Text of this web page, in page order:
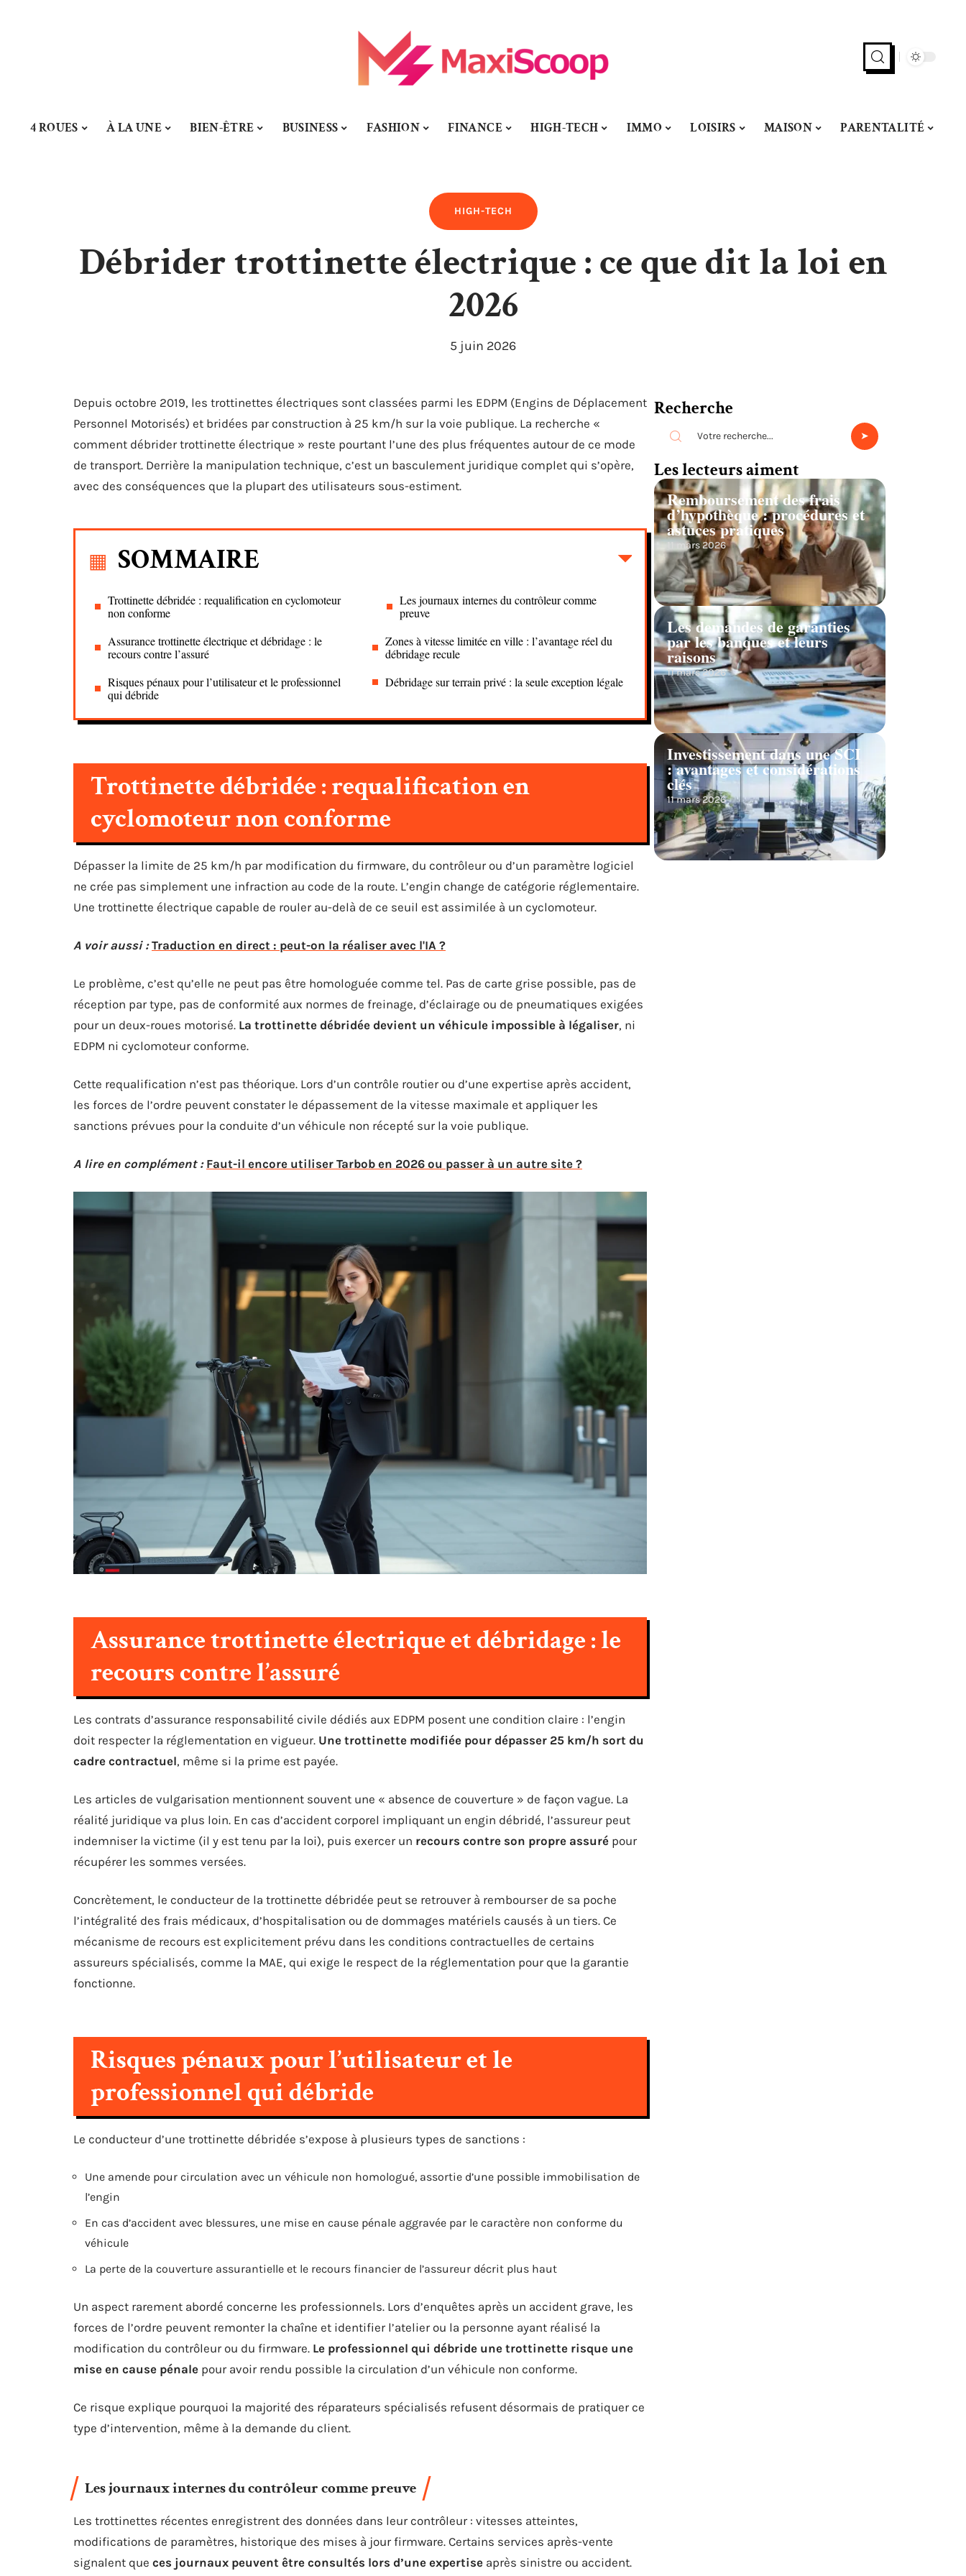
4 ROUES À LA UNE BIEN-ÊTRE BUSINESS FASHION FINANCE HIGH-TECH IMMO LOISIRS MAISON PARENTALITÉ
HIGH-TECH
Débrider trottinette électrique : ce que dit la loi en
2026
5 juin 2026
Depuis octobre 2019, les trottinettes électriques sont classées parmi les EDPM (Engins de Déplacement
Personnel Motorisés) et bridées par construction à 25 km/h sur la voie publique. La recherche «
comment débrider trottinette électrique » reste pourtant l’une des plus fréquentes autour de ce mode
de transport. Derrière la manipulation technique, c’est un basculement juridique complet qui s’opère,
avec des conséquences que la plupart des utilisateurs sous-estiment.
SOMMAIRE
Trottinette débridée : requalification en cyclomoteur
non conforme
Assurance trottinette électrique et débridage : le
recours contre l’assuré
Risques pénaux pour l’utilisateur et le professionnel
qui débride
Les journaux internes du contrôleur comme
preuve
Zones à vitesse limitée en ville : l’avantage réel du
débridage recule
Débridage sur terrain privé : la seule exception légale
Trottinette débridée : requalification en
cyclomoteur non conforme
Dépasser la limite de 25 km/h par modification du firmware, du contrôleur ou d’un paramètre logiciel
ne crée pas simplement une infraction au code de la route. L’engin change de catégorie réglementaire.
Une trottinette électrique capable de rouler au-delà de ce seuil est assimilée à un cyclomoteur.
A voir aussi : Traduction en direct : peut-on la réaliser avec l'IA ?
Le problème, c’est qu’elle ne peut pas être homologuée comme tel. Pas de carte grise possible, pas de
réception par type, pas de conformité aux normes de freinage, d’éclairage ou de pneumatiques exigées
pour un deux-roues motorisé. La trottinette débridée devient un véhicule impossible à légaliser, ni
EDPM ni cyclomoteur conforme.
Cette requalification n’est pas théorique. Lors d’un contrôle routier ou d’une expertise après accident,
les forces de l’ordre peuvent constater le dépassement de la vitesse maximale et appliquer les
sanctions prévues pour la conduite d’un véhicule non récepté sur la voie publique.
A lire en complément : Faut-il encore utiliser Tarbob en 2026 ou passer à un autre site ?
Assurance trottinette électrique et débridage : le
recours contre l’assuré
Les contrats d’assurance responsabilité civile dédiés aux EDPM posent une condition claire : l’engin
doit respecter la réglementation en vigueur. Une trottinette modifiée pour dépasser 25 km/h sort du
cadre contractuel, même si la prime est payée.
Les articles de vulgarisation mentionnent souvent une « absence de couverture » de façon vague. La
réalité juridique va plus loin. En cas d’accident corporel impliquant un engin débridé, l’assureur peut
indemniser la victime (il y est tenu par la loi), puis exercer un recours contre son propre assuré pour
récupérer les sommes versées.
Concrètement, le conducteur de la trottinette débridée peut se retrouver à rembourser de sa poche
l’intégralité des frais médicaux, d’hospitalisation ou de dommages matériels causés à un tiers. Ce
mécanisme de recours est explicitement prévu dans les conditions contractuelles de certains
assureurs spécialisés, comme la MAE, qui exige le respect de la réglementation pour que la garantie
fonctionne.
Risques pénaux pour l’utilisateur et le
professionnel qui débride
Le conducteur d’une trottinette débridée s’expose à plusieurs types de sanctions :
Une amende pour circulation avec un véhicule non homologué, assortie d’une possible immobilisation de
l’engin
En cas d’accident avec blessures, une mise en cause pénale aggravée par le caractère non conforme du
véhicule
La perte de la couverture assurantielle et le recours financier de l’assureur décrit plus haut
Un aspect rarement abordé concerne les professionnels. Lors d’enquêtes après un accident grave, les
forces de l’ordre peuvent remonter la chaîne et identifier l’atelier ou la personne ayant réalisé la
modification du contrôleur ou du firmware. Le professionnel qui débride une trottinette risque une
mise en cause pénale pour avoir rendu possible la circulation d’un véhicule non conforme.
Ce risque explique pourquoi la majorité des réparateurs spécialisés refusent désormais de pratiquer ce
type d’intervention, même à la demande du client.
Les journaux internes du contrôleur comme preuve
Les trottinettes récentes enregistrent des données dans leur contrôleur : vitesses atteintes,
modifications de paramètres, historique des mises à jour firmware. Certains services après-vente
signalent que ces journaux peuvent être consultés lors d’une expertise après sinistre ou accident.
Recherche
Les lecteurs aiment
Remboursement des frais
d’hypothèque : procédures et
astuces pratiques
11 mars 2026
Les demandes de garanties
par les banques et leurs
raisons
11 mars 2026
Investissement dans une SCI
: avantages et considérations
clés
11 mars 2026